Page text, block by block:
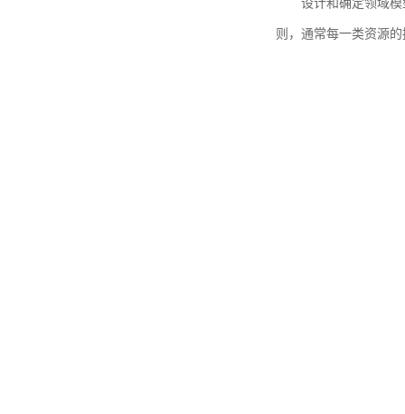
设计和确定领域
则，通常每一类资源